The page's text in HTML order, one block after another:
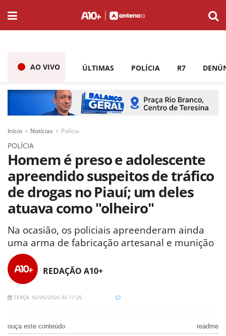
AO VIVO ÚLTIMAS POLÍCIA R7
Início Notícias Polícia
POLÍCIA
Homem é preso e adolescente
apreendido suspeitos de tráfico
de drogas no Piauí; um deles
atuava como "olheiro"
Na ocasião, os policiais apreenderam ainda
uma arma de fabricação artesanal e munição
REDAÇÃO A10+
TERÇA, 02/06/2026 ÀS 17:26
ouça este conteúdo readme